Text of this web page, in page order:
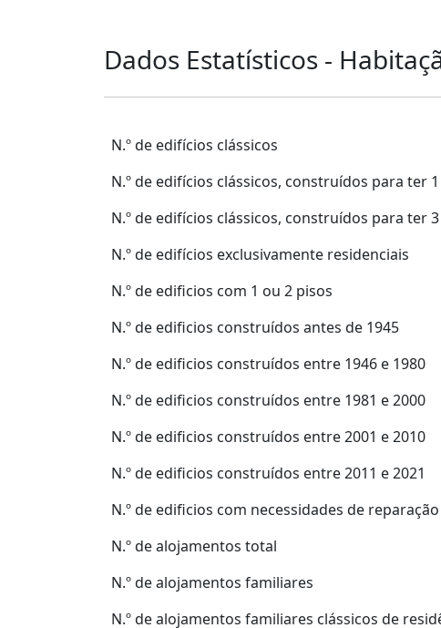
Dados Estatísticos -
N.º de edifícios clássicos
N.º de edifícios clássicos, construídos para ter
N.º de edifícios clássicos, construídos para ter
N.º de edifícios exclusivamente residenciais
N.º de edificios com 1 ou 2 pisos
N.º de edificios construídos antes de 1945
N.º de edificios construídos entre 1946 e 1980
N.º de edificios construídos entre 1981 e 2000
N.º de edificios construídos entre 2001 e 2010
N.º de edificios construídos entre 2011 e 2021
N.º de edificios com necessidades de reparação
N.º de alojamentos total
N.º de alojamentos familiares
N.º de alojamentos familiares clássicos de